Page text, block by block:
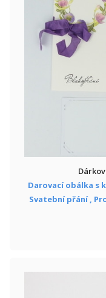
Darovací obálka s
Svatební přání ,